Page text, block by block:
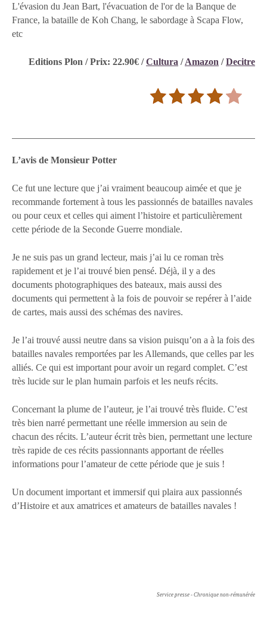
L'évasion du Jean Bart, l'évacuation de l'or de la Banque de
France, la bataille de Koh Chang, le sabordage à Scapa Flow,
etc
Editions Plon / Prix: 22.90€ /Cultura /Amazon /Decitre
L’avis de Monsieur Potter
Ce fut une lecture que j’ai vraiment beaucoup aimée et que je
recommande fortement à tous les passionnés de batailles navales
ou pour ceux et celles qui aiment l’histoire et particulièrement
cette période de la Seconde Guerre mondiale.
Je ne suis pas un grand lecteur, mais j’ai lu ce roman très
rapidement et je l’ai trouvé bien pensé. Déjà, il y a des
documents photographiques des bateaux, mais aussi des
documents qui permettent à la fois de pouvoir se repérer à l’aide
de cartes, mais aussi des schémas des navires.
Je l’ai trouvé aussi neutre dans sa vision puisqu’on a à la fois des
batailles navales remportées par les Allemands, que celles par les
alliés. Ce qui est important pour avoir un regard complet. C’est
très lucide sur le plan humain parfois et les neufs récits.
Concernant la plume de l’auteur, je l’ai trouvé très fluide. C’est
très bien narré permettant une réelle immersion au sein de
chacun des récits. L’auteur écrit très bien, permettant une lecture
très rapide de ces récits passionnants apportant de réelles
informations pour l’amateur de cette période que je suis !
Un document important et immersif qui plaira aux passionnés
d’Histoire et aux amatrices et amateurs de batailles navales !
Service presse - Chronique non-rémunérée